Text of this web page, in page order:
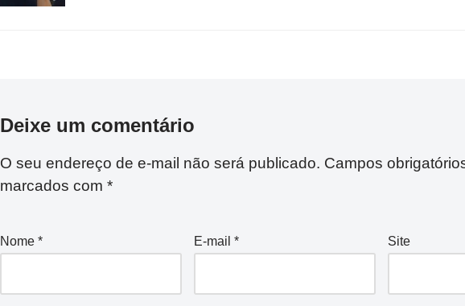
Deixe um comentário
O seu endereço de e-mail não será publicado. Campos
marcados com *
Nome * E-mail * Site